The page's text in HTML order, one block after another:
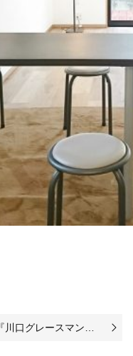
『川口グレースマンション』リノベーション完了いたしました！